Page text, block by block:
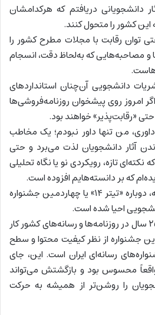
دانشجویانی دریافتم که هرکدامشان
این کشور را متحول کنند.
توان رقابت با مجلات مطرح کشور را
و مصاحبه‌هایی که به‌لحاظ دقت، انسجام
دانشجویی آن‌چنان استانداردهای
امروز روی پیشخوان روزنامه‌فروشی‌ها
حتی «رقابت‌پذیر» خواهند بود.
من تنها داور نبودم؛ یک مخاطب
آثار دانشجویان لذت می‌برد و حتی
تازه، رویکردی نو یا نگاه تحلیلی
که بر دانسته‌هایم افزوده است.
امسال پس از چند سال وقفه، دوباره «تیتر ۱۴» یا چهاردمین جشنواره
احیا شده است.
به‌عنوان کسی که نزدیک به ۲۵ سال در روزنامه‌ها و رسانه‌های کشور کار
جشنواره از نظر کیفیت محتوا و سطح
رسانه‌ای ایران است. این، جای
محسوس بود و بازگشتش می‌تواند
را روشن‌تر از همیشه به حرکت